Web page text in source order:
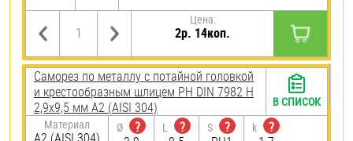
Цена:
2р. 14коп.
Саморез по металлу с потайной головкой
и крестообразным шлицем PH DIN 7982 H
2,9х9,5 мм А2 (AISI 304)
Материал Ø
?
L
?
S
?
k
?
В СПИСОК